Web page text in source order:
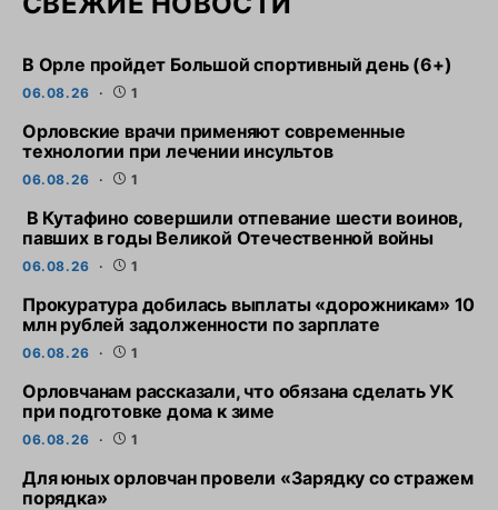
В Орле пройдет Большой спортивный день (6+)
06.08.26 1
Орловские врачи применяют современные
технологии при лечении инсультов
06.08.26 1
В Кутафино совершили отпевание шести воинов,
павших в годы Великой Отечественной войны
06.08.26 1
Прокуратура добилась выплаты «дорожникам» 10
млн рублей задолженности по зарплате
06.08.26 1
Орловчанам рассказали, что обязана сделать УК
при подготовке дома к зиме
06.08.26 1
Для юных орловчан провели «Зарядку со стражем
порядка»